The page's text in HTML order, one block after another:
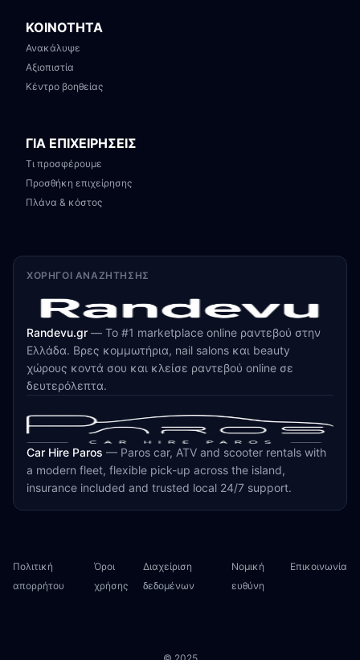
ΚΟΙΝΟΤΗΤΑ
Ανακάλυψε
Αξιοπιστία
Κέντρο βοηθείας
ΓΙΑ ΕΠΙΧΕΙΡΗΣΕΙΣ
Τι προσφέρουμε
Προσθήκη επιχείρησης
Πλάνα & κόστος
ΧΟΡΗΓΟΊ ΑΝΑΖΉΤΗΣΗΣ
Randevu.gr — Το #1 marketplace online ραντεβού στην
Ελλάδα. Βρες κομμωτήρια, nail salons και beauty
χώρους κοντά σου και κλείσε ραντεβού online σε
δευτερόλεπτα.
Car Hire Paros — Paros car, ATV and scooter rentals with
a modern fleet, flexible pick-up across the island,
insurance included and trusted local 24/7 support.
Πολιτική
απορρήτου
Όροι
χρήσης
Διαχείριση
δεδομένων
Νομική
ευθύνη
Επικοινωνία